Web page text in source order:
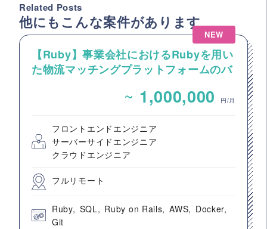
Related Posts
他にもこんな案件があります
NEW
【Ruby】事業会社におけるRubyを用い
た物流マッチングプラットフォームのバ
~ 1,000,000 円/月
フロントエンドエンジニア
サーバーサイドエンジニア
クラウドエンジニア
フルリモート
Ruby SQL Ruby on Rails AWS
Docker
Git